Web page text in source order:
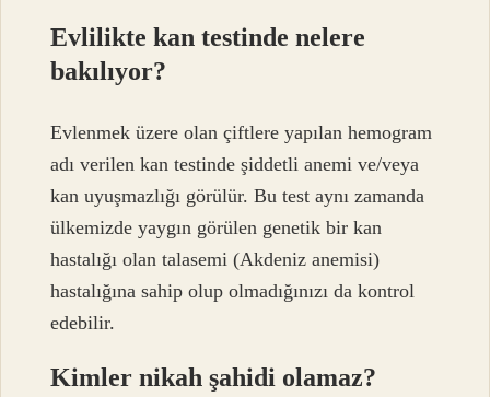
Evlilikte kan testinde nelere
bakılıyor?
Evlenmek üzere olan çiftlere yapılan hemogram
adı verilen kan testinde şiddetli anemi ve/veya
kan uyuşmazlığı görülür. Bu test aynı zamanda
ülkemizde yaygın görülen genetik bir kan
hastalığı olan talasemi (Akdeniz anemisi)
hastalığına sahip olup olmadığınızı da kontrol
edebilir.
Kimler nikah şahidi olamaz?